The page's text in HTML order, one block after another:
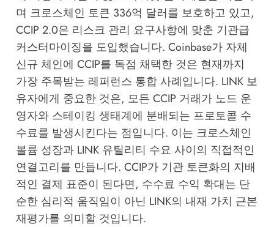
며 크로스체인 토큰 336억 달러를 보호하고 있고,
CCIP 2.0은 리스크 관리 요구사항에 맞춘 기관급
커스터마이징을 도입했습니다. Coinbase가 자체
신규 체인에 CCIP를 독점 채택한 것은 현재까지
가장 주목받는 레퍼런스 통합 사례입니다. LINK 보
유자에게 중요한 것은, 모든 CCIP 거래가 노드 운
영자와 스테이킹 생태계에 분배되는 프로토콜 수
수료를 발생시킨다는 점입니다. 이는 크로스체인
볼륨 성장과 LINK 유틸리티 수요 사이의 직접적인
연결고리를 만듭니다. CCIP가 기관 토큰화의 지배
적인 결제 표준이 된다면, 수수료 수익 확대는 단
순한 심리적 움직임이 아닌 LINK의 내재 가치 근본
재평가를 의미할 것입니다.